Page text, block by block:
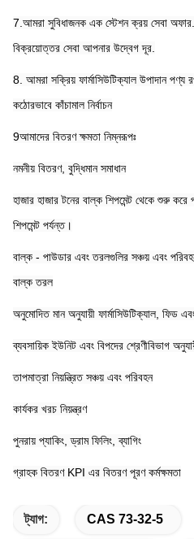
7.আমরা সুবিধাজনক এক স্টেশন ক্রয় সেবা অফার.
বিক্রয়োত্তর সেবা আপনার উদ্বেগ দূর.
8. আমরা সক্রিয় ফার্মাসিউটিক্যাল উপাদান
কঠোরভাবে কাঁচামাল নির্বাচন
9আমাদের বিতরণ ক্ষমতা নিম্নরূপঃ
নমনীয় বিতরণ, বুদ্ধিমান সমাধান
হাজার হাজার টনের বাল্ক শিপমেন্ট থেকে শুরু
শিপমেন্ট পর্যন্ত।
বাল্ক - পাউডার এবং তরলগুলির সঞ্চয় এবং
বাল্ক তরল
অনুমোদিত মান অনুযায়ী ফার্মাসিউটিক্যাল, ফিড
ব্যবসায়িক ইউনিট এবং বিপদের শ্রেণীবিভাগ
তাপমাত্রা নিয়ন্ত্রিত সঞ্চয় এবং পরিবহন
কার্যকর খরচ নিয়ন্ত্রণ
পুনরায় প্যাকিং, ড্রাম ফিলিং, ব্যাগিং
গ্রাহক বিতরণ KPI এর বিতরণ পূরণ কর্মক্ষমতা
ট্যাগ: CAS 73-32-5